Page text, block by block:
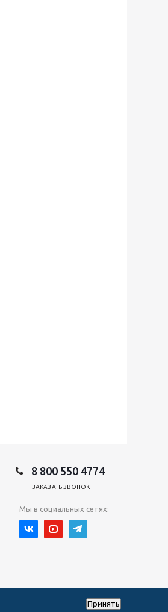
8 800 550 4774
ЗАКАЗАТЬ ЗВОНОК
Мы в социальных сетях:
Принять